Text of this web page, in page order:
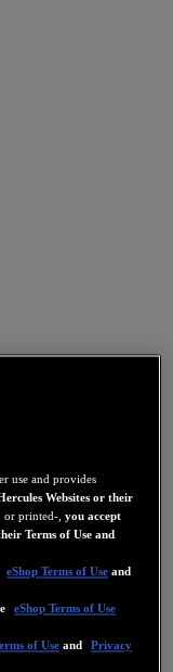
use and provides
Websites or their
or printed-,you accept
Terms of Use and
eShop Terms of Use and
eShop Terms of Use
of Use and
Privacy